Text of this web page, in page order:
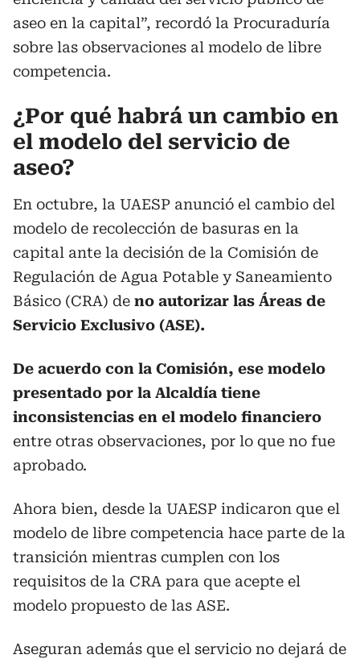
aseo en la capital”, recordó la Procuraduría
sobre las observaciones al modelo de libre
competencia.
¿Por qué habrá un cambio en
el modelo del servicio de
aseo?
En octubre, la UAESP anunció el cambio del
modelo de recolección de basuras en la
capital ante la decisión de la Comisión de
Regulación de Agua Potable y Saneamiento
Básico (CRA) de no autorizar las Áreas de
Servicio Exclusivo (ASE).
De acuerdo con la Comisión, ese modelo
presentado por la Alcaldía tiene
inconsistencias en el modelo financiero
entre otras observaciones, por lo que no fue
aprobado.
Ahora bien, desde la UAESP indicaron que el
modelo de libre competencia hace parte de la
transición mientras cumplen con los
requisitos de la CRA para que acepte el
modelo propuesto de las ASE.
Aseguran además que el servicio no dejará de